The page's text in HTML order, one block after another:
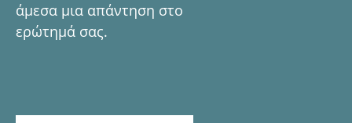
άμεσα μια απάντηση στο
ερώτημά σας.